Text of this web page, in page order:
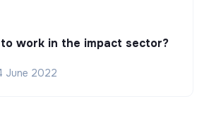
work in the impact sector?
June 2022